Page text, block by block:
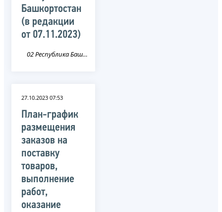
Башкортостан
(в редакции
от 07.11.2023)
02 Республика Башкортостан
27.10.2023 07:53
План-график
размещения
заказов на
поставку
товаров,
выполнение
работ,
оказание